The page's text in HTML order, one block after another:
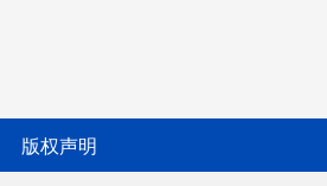
版权声明